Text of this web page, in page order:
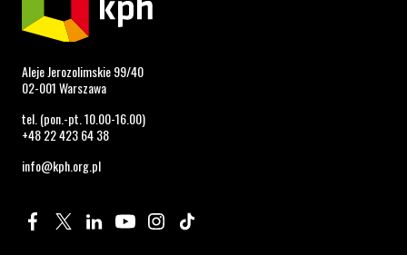
Aleje Jerozolimskie 99/40
02-001 Warszawa
tel. (pon.-pt. 10.00-16.00)
+48 22 423 64 38
info@kph.org.pl
Profil na Facebook. Strona otwiera się w nowym oknie.
Profil na Twitter. Strona otwiera się w nowym oknie.
Profil na LinkedIn. Strona otwiera się w nowym oknie.
Profil na YouTube. Strona otwiera się w nowym
Profil na Instagram. Strona otwiera się